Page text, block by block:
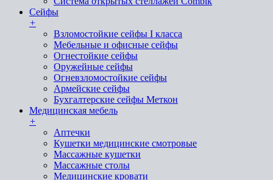
Сейфы
+
Взломостойкие сейфы I класса
Мебельные и офисные сейфы
Огнестойкие сейфы
Оружейные сейфы
Огневзломостойкие сейфы
Армейские сейфы
Бухгалтерские сейфы Меткон
Медицинская мебель
+
Аптечки
Кушетки медицинские смотровые
Массажные кушетки
Массажные столы
Медицинские кровати